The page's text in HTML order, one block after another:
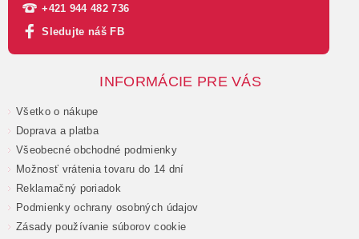
+421 944 482 736
Sledujte náš FB
INFORMÁCIE PRE VÁS
Všetko o nákupe
Doprava a platba
Všeobecné obchodné podmienky
Možnosť vrátenia tovaru do 14 dní
Reklamačný poriadok
Podmienky ochrany osobných údajov
Zásady používanie súborov cookie